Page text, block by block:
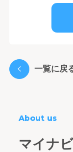
一覧に戻
About us
マイナ